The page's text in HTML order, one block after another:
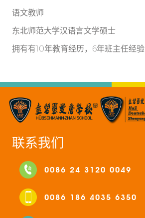
语文教师
东北师范大学汉语言文学硕士
拥有有10年教育经历，6年班主任经验
联系我们
0086 24 3120 0049
0086 186 4035 6350